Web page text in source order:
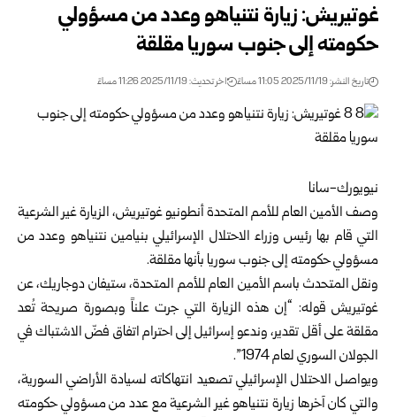
غوتيريش: زيارة نتنياهو وعدد من مسؤولي
حكومته إلى جنوب سوريا مقلقة
تاريخ النشر: 2025/11/19 11:05 مساءً اخر تحديث: 2025/11/19 11:26 مساءً
نيويورك-سانا
وصف الأمين العام للأمم المتحدة أنطونيو غوتيريش، الزيارة غير الشرعية
التي قام بها رئيس وزراء الاحتلال الإسرائيلي بنيامين نتنياهو وعدد من
مسؤولي حكومته إلى جنوب سوريا بأنها مقلقة.
ونقل المتحدث باسم الأمين العام للأمم المتحدة، ستيفان دوجاريك، عن
غوتيريش قوله: “إن هذه الزيارة التي جرت علناً وبصورة صريحة تُعد
مقلقة على أقل تقدير، وندعو إسرائيل إلى احترام اتفاق فضّ الاشتباك في
الجولان السوري لعام 1974”.
ويواصل الاحتلال الإسرائيلي تصعيد انتهاكاته لسيادة الأراضي السورية،
والتي كان آخرها زيارة نتنياهو غير الشرعية مع عدد من مسؤولي حكومته